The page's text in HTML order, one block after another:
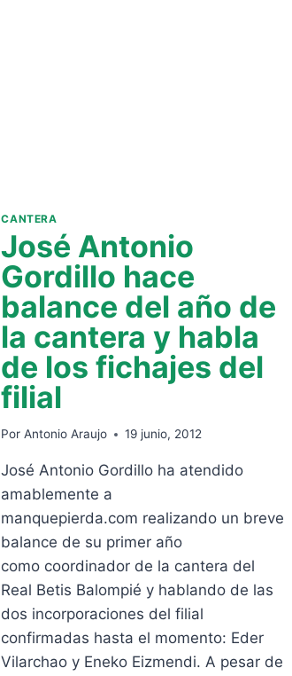
CANTERA
José Antonio
Gordillo hace
balance del año de
la cantera y habla
de los fichajes del
filial
Por Antonio Araujo 19 junio, 2012
José Antonio Gordillo ha atendido
amablemente a
manquepierda.com realizando un breve
balance de su primer año
como coordinador de la cantera del
Real Betis Balompié y hablando de las
dos incorporaciones del filial
confirmadas hasta el momento: Eder
Vilarchao y Eneko Eizmendi. A pesar de